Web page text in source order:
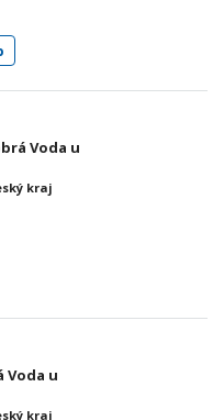
Voda u
kraj
Voda u
kraj